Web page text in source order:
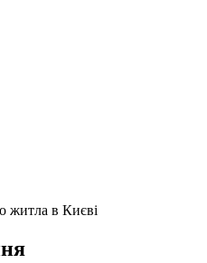
житла в Києві